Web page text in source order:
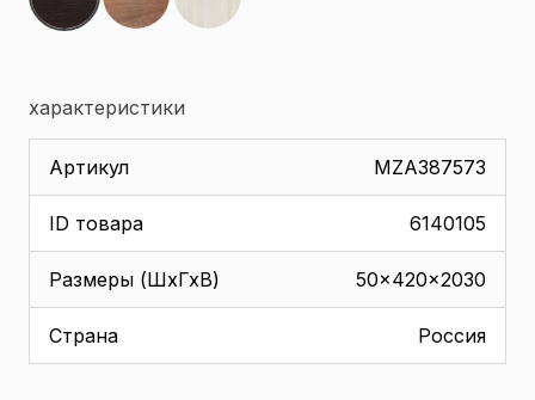
характеристики
Артикул MZA387573
ID товара 6140105
Размеры (ШхГхВ) 50x420x2030
Страна Россия